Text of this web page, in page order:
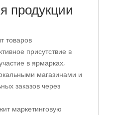
продукции
товаров
присутствие в
в ярмарках,
магазинами и
заказов через
маркетинговую